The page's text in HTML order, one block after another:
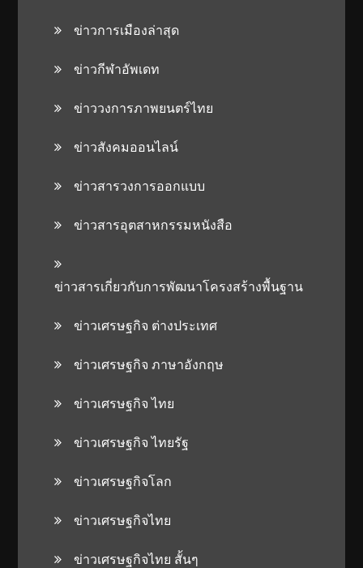
ข่าวการเมืองล่าสุด
ข่าวกีฬาอัพเดท
ข่าววงการภาพยนตร์ไทย
ข่าวสังคมออนไลน์
ข่าวสารวงการออกแบบ
ข่าวสารอุตสาหกรรมหนังสือ
ข่าวสารเกี่ยวกับการพัฒนาโครงสร้างพื้นฐาน
ข่าวเศรษฐกิจ ต่างประเทศ
ข่าวเศรษฐกิจ ภาษาอังกฤษ
ข่าวเศรษฐกิจ ไทย
ข่าวเศรษฐกิจ ไทยรัฐ
ข่าวเศรษฐกิจโลก
ข่าวเศรษฐกิจไทย
ข่าวเศรษฐกิจไทย สั้นๆ